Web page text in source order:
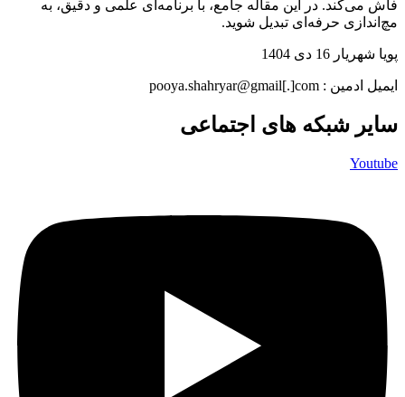
فاش می‌کند. در این مقاله جامع، با برنامه‌ای علمی و دقیق، به
مچ‌اندازی حرفه‌ای تبدیل شوید.
پویا شهریار 16 دی 1404
ایمیل ادمین : pooya.shahryar@gmail[.]com
سایر شبکه های اجتماعی
Youtube